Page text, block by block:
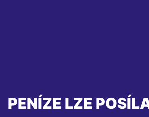
PENÍZE LZE